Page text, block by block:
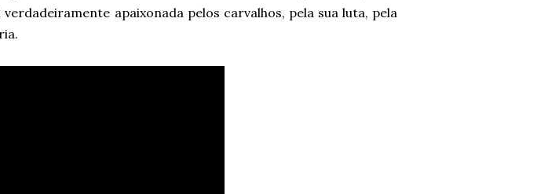
apaixonada pelos carvalhos, pela sua luta, pela